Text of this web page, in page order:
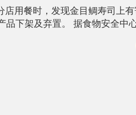
用餐时，发现金目鲷寿司上
下架及弃置。 据食物安全中
人轻微至中度不适，患者也有
平台Threads投诉，指于5月8